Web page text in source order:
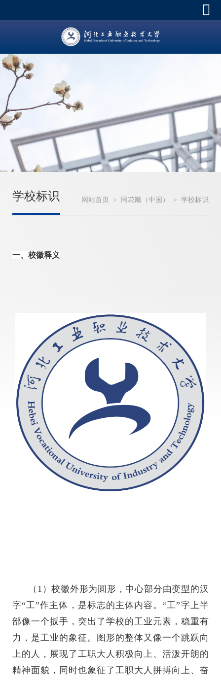
学校标识 网站首页 > 同花顺（中国） > 学校标识
一、校徽释义
（1）校徽外形为圆形，中心部分由变型的汉
字“工”作主体，是标志的主体内容。“工”字上半
部像一个扳手，突出了学校的工业元素，稳重有
力，是工业的象征。图形的整体又像一个跳跃向
上的人，展现了工职大人积极向上、活泼开朗的
精神面貌，同时也象征了工职大人拼搏向上、奋